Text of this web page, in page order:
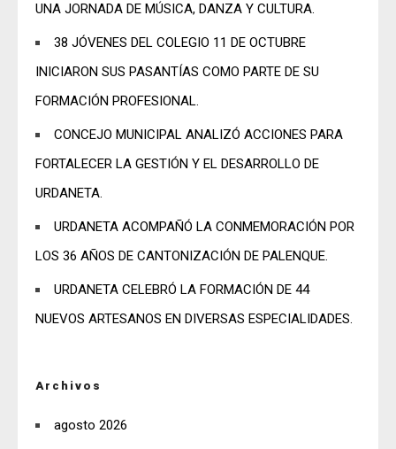
UNA JORNADA DE MÚSICA, DANZA Y CULTURA.
38 JÓVENES DEL COLEGIO 11 DE OCTUBRE
INICIARON SUS PASANTÍAS COMO PARTE DE SU
FORMACIÓN PROFESIONAL.
CONCEJO MUNICIPAL ANALIZÓ ACCIONES PARA
FORTALECER LA GESTIÓN Y EL DESARROLLO DE
URDANETA.
URDANETA ACOMPAÑÓ LA CONMEMORACIÓN POR
LOS 36 AÑOS DE CANTONIZACIÓN DE PALENQUE.
URDANETA CELEBRÓ LA FORMACIÓN DE 44
NUEVOS ARTESANOS EN DIVERSAS ESPECIALIDADES.
Archivos
agosto 2026